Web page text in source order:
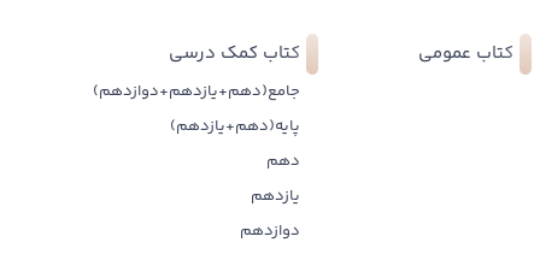
کتاب عمومی کتاب کمک درسی
جامع(دهم+یازدهم+دوازدهم)
پایه(دهم+یازدهم)
دهم
یازدهم
دوازدهم